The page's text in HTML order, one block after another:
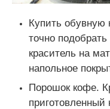
Купить обувную
точно подобрать
краситель на
напольное
Порошок кофе.
приготовленный